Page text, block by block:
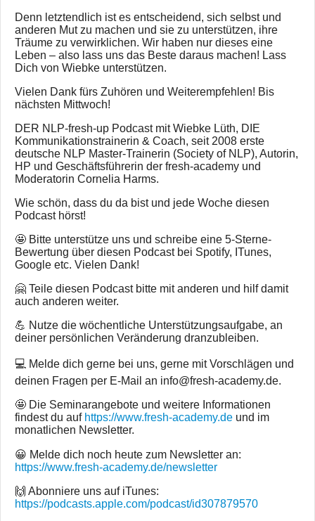
Denn letztendlich ist es entscheidend, sich selbst und
anderen Mut zu machen und sie zu unterstützen, ihre
Träume zu verwirklichen. Wir haben nur dieses eine
Leben – also lass uns das Beste daraus machen! Lass
Dich von Wiebke unterstützen.
Vielen Dank fürs Zuhören und Weiterempfehlen! Bis
nächsten Mittwoch!
DER NLP-fresh-up Podcast mit Wiebke Lüth, DIE
Kommunikationstrainerin & Coach, seit 2008 erste
deutsche NLP Master-Trainerin (Society of NLP), Autorin,
HP und Geschäftsführerin der fresh-academy und
Moderatorin Cornelia Harms.
Wie schön, dass du da bist und jede Woche diesen
Podcast hörst!
🤩 Bitte unterstütze uns und schreibe eine 5-Sterne-
Bewertung über diesen Podcast bei Spotify, ITunes,
Google etc. Vielen Dank!
🤗 Teile diesen Podcast bitte mit anderen und hilf damit
auch anderen weiter.
💪 Nutze die wöchentliche Unterstützungsaufgabe, an
deiner persönlichen Veränderung dranzubleiben.
💻 Melde dich gerne bei uns, gerne mit Vorschlägen und
deinen Fragen per E-Mail an info@fresh-academy.de.
🤩 Die Seminarangebote und weitere Informationen
findest du auf https://www.fresh-academy.de und im
monatlichen Newsletter.
😀 Melde dich noch heute zum Newsletter an:
https://www.fresh-academy.de/newsletter
🙌 Abonniere uns auf iTunes:
https://podcasts.apple.com/podcast/id307879570